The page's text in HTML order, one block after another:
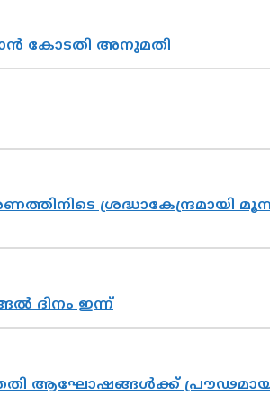
കോടതി അനുമതി
ശ്രദ്ധാകേന്ദ്രമായി
ദിനം ഇന്ന്
ആഘോഷങ്ങൾക്ക്